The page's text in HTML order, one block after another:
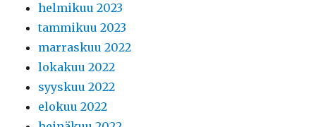
helmikuu 2023
tammikuu 2023
marraskuu 2022
lokakuu 2022
syyskuu 2022
elokuu 2022